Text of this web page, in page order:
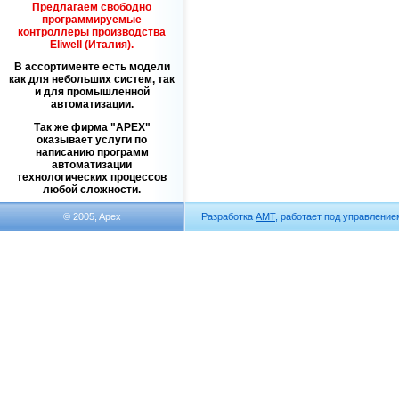
Предлагаем свободно
программируемые
контроллеры производства
Eliwell (Италия).
В ассортименте есть модели
как для небольших систем, так
и для промышленной
автоматизации.
Так же фирма
APEX
оказывает услуги по
написанию программ
автоматизации
технологических процессов
любой сложности.
© 2005, Apex Разработка АМТ, работает под